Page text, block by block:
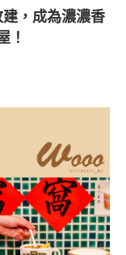
，成為濃濃香
！